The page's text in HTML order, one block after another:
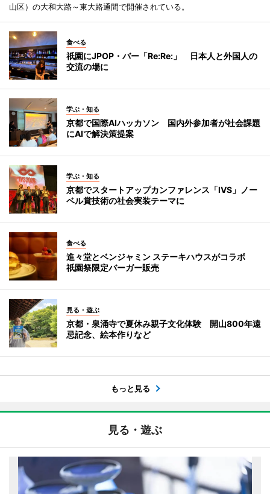
山区）の大和大路～東大路通間で開催されている。
食べる
祇園にJPOP・バー「Re:Re:」 日本人と外国人の
交流の場に
学ぶ・知る
京都で国際AIハッカソン 国内外参加者が社会課題
にAIで解決策提案
学ぶ・知る
京都でスタートアップカンファレンス「IVS」ノー
ベル賞技術の社会実装テーマに
食べる
進々堂とベンジャミン ステーキハウスがコラボ
祇園祭限定バーガー販売
見る・遊ぶ
京都・泉涌寺で夏休み親子文化体験 開山800年遠
忌記念、絵本作りなど
もっと見る
見る・遊ぶ